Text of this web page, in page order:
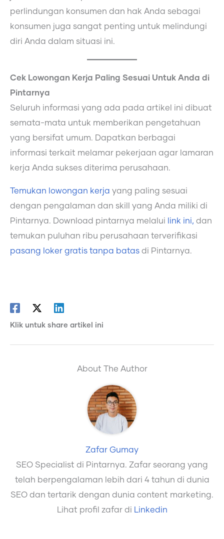
perlindungan konsumen dan hak Anda sebagai
konsumen juga sangat penting untuk melindungi
diri Anda dalam situasi ini.
Cek Lowongan Kerja Paling Sesuai Untuk Anda di
Pintarnya
Seluruh informasi yang ada pada artikel ini dibuat
semata-mata untuk memberikan pengetahuan
yang bersifat umum. Dapatkan berbagai
informasi terkait melamar pekerjaan agar lamaran
kerja Anda sukses diterima perusahaan.
Temukan lowongan kerja yang paling sesuai
dengan pengalaman dan skill yang Anda miliki di
Pintarnya. Download pintarnya melalui
link ini, dan
temukan puluhan ribu perusahaan terverifikasi
pasang loker gratis tanpa batas di Pintarnya.
Klik untuk share artikel ini
About The Author
Zafar Gumay
SEO Specialist di Pintarnya. Zafar seorang yang
telah berpengalaman lebih dari 4 tahun di dunia
SEO dan tertarik dengan dunia content marketing.
Lihat profil zafar di Linkedin